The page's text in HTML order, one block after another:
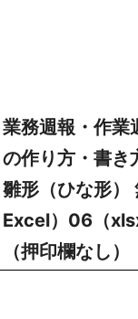
業務週報・作業
の作り方・書き
雛形（ひな形）
Excel）06（
（押印欄なし）